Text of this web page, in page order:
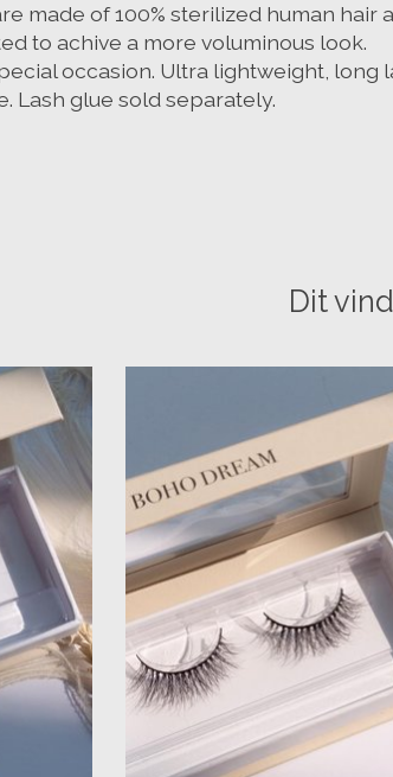
made of 100% sterilized human hair
to achive a more voluminous look.
occasion. Ultra lightweight, long
Lash glue sold separately.
Dit